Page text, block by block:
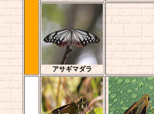
アサギマダラ